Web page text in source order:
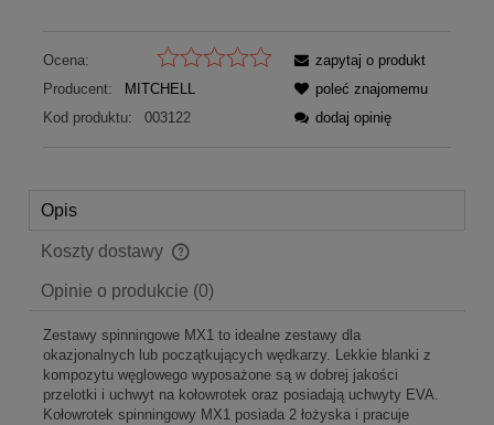
Ocena:
Producent:
MITCHELL
Kod produktu:
003122
zapytaj o produkt
poleć znajomemu
dodaj opinię
Opis
Koszty dostawy
Cena nie zawiera ewentualnych kosztów płatności
Opinie o produkcie (0)
Zestawy spinningowe MX1 to idealne zestawy dla
okazjonalnych lub początkujących wędkarzy. Lekkie blanki z
kompozytu węglowego wyposażone są w dobrej jakości
przelotki i uchwyt na kołowrotek oraz posiadają uchwyty EVA.
Kołowrotek spinningowy MX1 posiada 2 łożyska i pracuje